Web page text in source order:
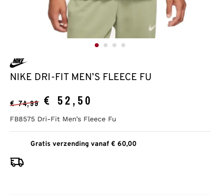
NIKE DRI-FIT MEN’S FLEECE FU
€ 52,50
€74,99
FB8575 Dri-Fit Men’s Fleece Fu
Gratis verzending vanaf € 60,00